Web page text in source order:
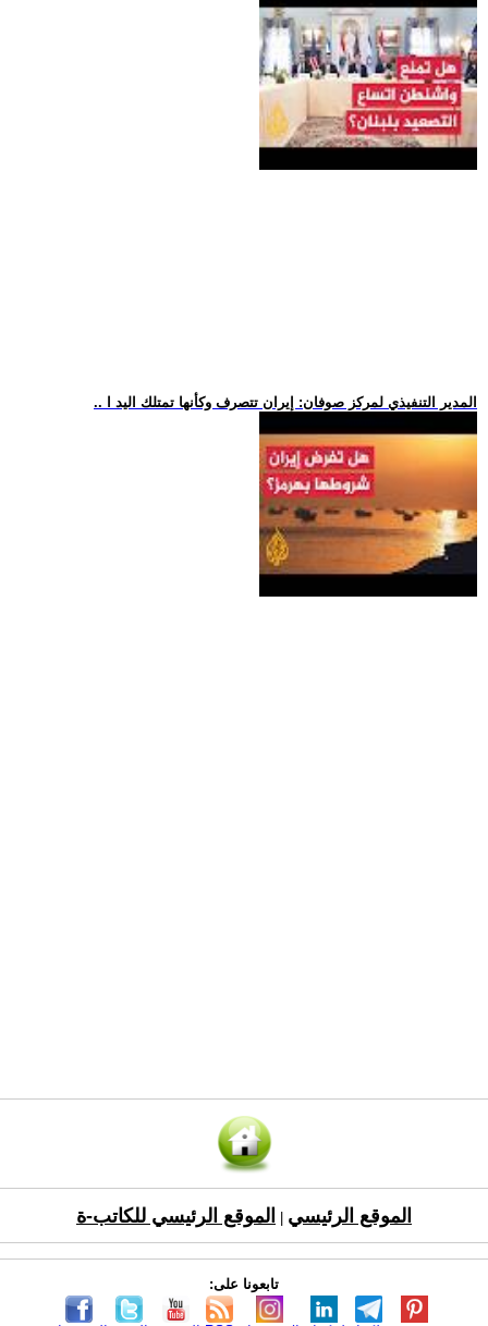
.. المدير التنفيذي لمركز صوفان: إيران تتصرف وكأنها تمتلك اليد ا
الموقع الرئيسي الموقع الرئيسي للكاتب-ة
تابعونا على: